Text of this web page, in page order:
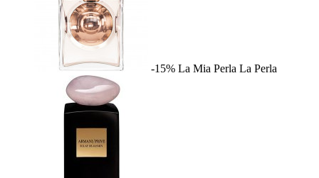
-15% La Mia Perla La Perla